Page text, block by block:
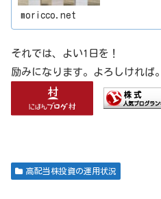
moricco.net
それでは、よい1日を！
励みになります。よろしければ。
高配当株投資の運用状況